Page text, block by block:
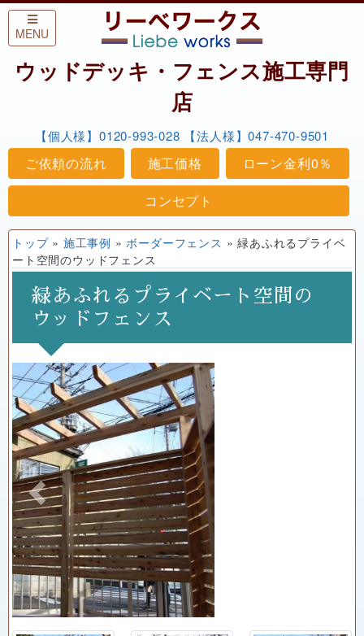
Skip to content
MENU
ウッドデッキ・フェンス施工専門
店
【個人様】0120-993-028 【法人様】047-470-9501
ご依頼の流れ 施工価格
ローン金利0％
コンセプト
トップ» 施工事例 » ボーダーフェンス »緑あふれるプライベ
ート空間のウッドフェンス
緑あふれるプライベート空間の
ウッドフェンス
Previous